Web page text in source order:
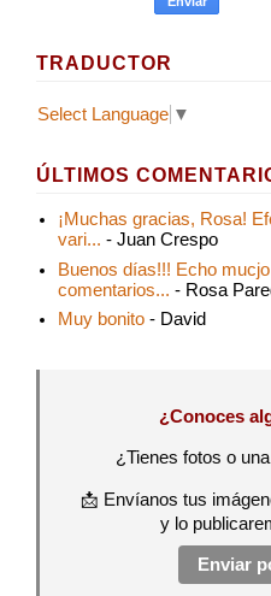
TRADUCTOR
Select Language ▼
ÚLTIMOS
¡Muchas gracias, Rosa!
vari... - Juan Crespo
Buenos días!!! Echo
comentarios... - Rosa
Muy bonito - David
¿Conoces
¿Tienes fotos o
📩 Envíanos tus
y lo
Enviar